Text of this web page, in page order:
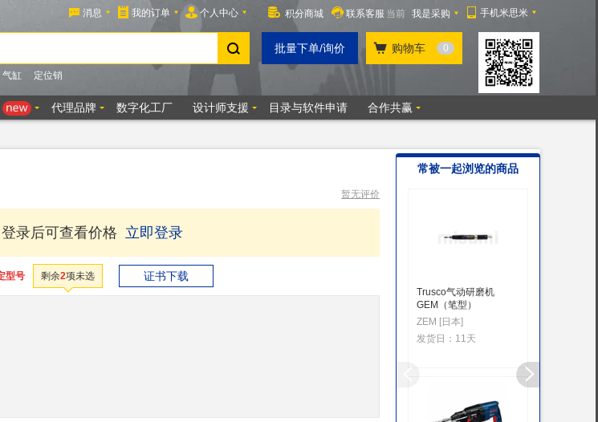
暂无评价
登录后可查看价格 立即登录
型号 剩余2项未选 证书下载
常被一起浏览的商品
Trusco气动研磨机
GEM（笔型）
ZEM [日本]
发货日： 11天